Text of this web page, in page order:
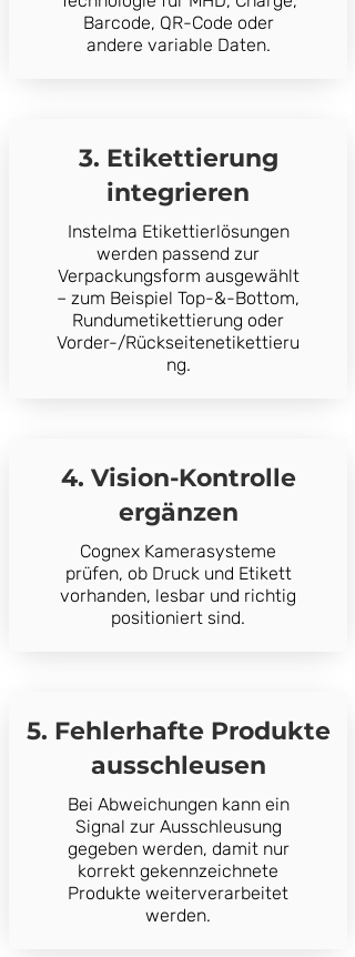
Barcode, QR-Code oder
andere variable Daten.
3. Etikettierung
integrieren
Instelma Etikettierlösungen
werden passend zur
Verpackungsform ausgewählt
– zum Beispiel Top-&-Bottom,
Rundumetikettierung oder
Vorder-/Rückseitenetikettieru
ng.
4. Vision-Kontrolle
ergänzen
Cognex Kamerasysteme
prüfen, ob Druck und Etikett
vorhanden, lesbar und richtig
positioniert sind.
5. Fehlerhafte Produkte
ausschleusen
Bei Abweichungen kann ein
Signal zur Ausschleusung
gegeben werden, damit nur
korrekt gekennzeichnete
Produkte weiterverarbeitet
werden.